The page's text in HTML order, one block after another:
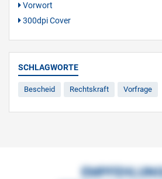
Vorwort
300dpi Cover
SCHLAGWORTE
Bescheid Rechtskraft Vorfrage